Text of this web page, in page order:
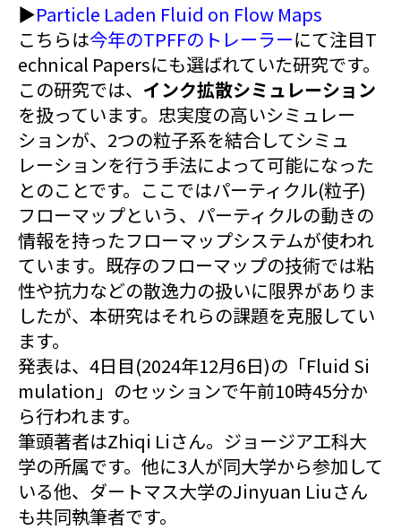
▶︎Particle Laden Fluid on Flow Maps
こちらは今年のTPFFのトレーラーにて注目T
echnical Papersにも選ばれていた研究です。
この研究では、 インク拡散シミュレーション
を扱っています。忠実度の高いシミュレー
ションが、2つの粒子系を結合してシミュ
レーションを行う手法によって可能になった
とのことです。ここではパーティクル(粒子)
フローマップという、パーティクルの動きの
情報を持ったフローマップシステムが使われ
ています。既存のフローマップの技術では粘
性や抗力などの散逸力の扱いに限界がありま
したが、本研究はそれらの課題を克服してい
ます。
発表は、4日目(2024年12月6日)の「Fluid Si
mulation」のセッションで午前10時45分か
ら行われます。
筆頭著者はZhiqi Liさん。ジョージア工科大
学の所属です。他に3人が同大学から参加して
いる他、ダートマス大学のJinyuan Liuさん
も共同執筆者です。